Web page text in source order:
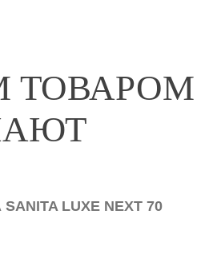
ТОВАРОМ
LUXE NEXT 70